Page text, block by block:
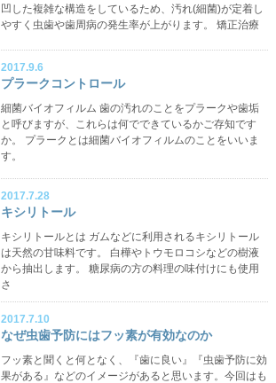
凹した複雑な構造をしているため、汚れ(細菌)が定着し
やすく虫歯や歯周病の発生率が上がります。 矯正治療
2017.9.6
プラークコントロール
細菌バイオフィルム 歯の汚れのことをプラークや歯垢
と呼びますが、これらは何でできているかご存知です
か。 プラークとは細菌バイオフィルムのことをいいま
す。
2017.7.28
キシリトール
キシリトールとは ガムなどに利用されるキシリトール
は天然の甘味料です。 白樺やトウモロコシなどの樹液
から抽出します。 糖尿病の方の料理の味付けにも使用
さ
2017.7.10
なぜ虫歯予防にはフッ素が有効なのか
フッ素と聞くと何となく、『歯に良い』『虫歯予防に効
果がある』などのイメージがあると思います。今回はも